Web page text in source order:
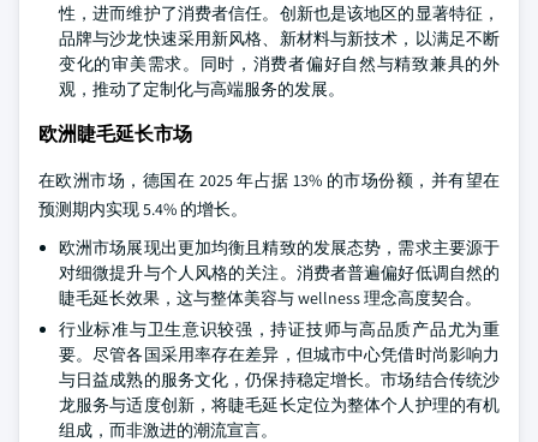
性，进而维护了消费者信任。创新也是该地区的显著特征，
品牌与沙龙快速采用新风格、新材料与新技术，以满足不断
变化的审美需求。同时，消费者偏好自然与精致兼具的外
观，推动了定制化与高端服务的发展。
欧洲睫毛延长市场
在欧洲市场，德国在 2025 年占据 13% 的市场份额，并有望在
预测期内实现 5.4% 的增长。
欧洲市场展现出更加均衡且精致的发展态势，需求主要源于
对细微提升与个人风格的关注。消费者普遍偏好低调自然的
睫毛延长效果，这与整体美容与 wellness 理念高度契合。
行业标准与卫生意识较强，持证技师与高品质产品尤为重
要。尽管各国采用率存在差异，但城市中心凭借时尚影响力
与日益成熟的服务文化，仍保持稳定增长。市场结合传统沙
龙服务与适度创新，将睫毛延长定位为整体个人护理的有机
组成，而非激进的潮流宣言。